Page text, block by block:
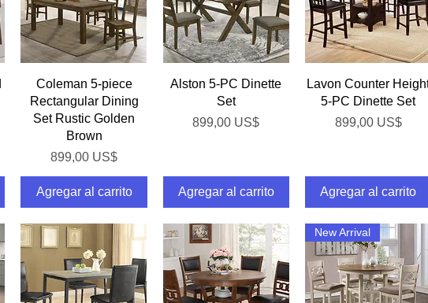
Vista rápida
Coleman 5-piece
Rectangular Dining
Set Rustic Golden
Brown
Precio
899,00 US$
Agregar al carrito
Vista rápida
Alston 5-PC Dinette
Set
Precio
899,00 US$
Agregar al carrito
Vista rápida
Lavon Counter
5-PC Dinette Set
Precio
899,00 US$
Agregar al carrito
New Arrival